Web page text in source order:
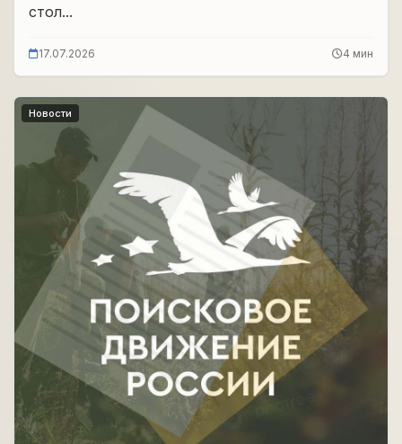
стол...
17.07.2026 4 мин
Новости